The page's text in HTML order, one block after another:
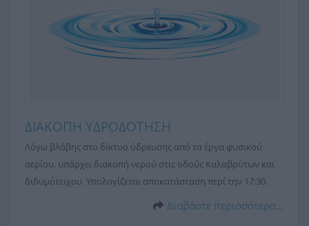
ΔΙΑΚΟΠΗ ΥΔΡΟΔΟΤΗΣΗ
Λόγω βλάβης στο δίκτυο ύδρευσης από τα έργα φυσικού
αερίου, υπάρχει διακοπή νερού στις οδούς Καλαβρύτων και
διδυμότειχου. Υπολογίζεται αποκατάσταση περί την 17:30.
Διαβάστε περισσότερα…